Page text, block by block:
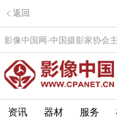
返回
影像中国网-中国摄影家协会
资讯 器材 服务